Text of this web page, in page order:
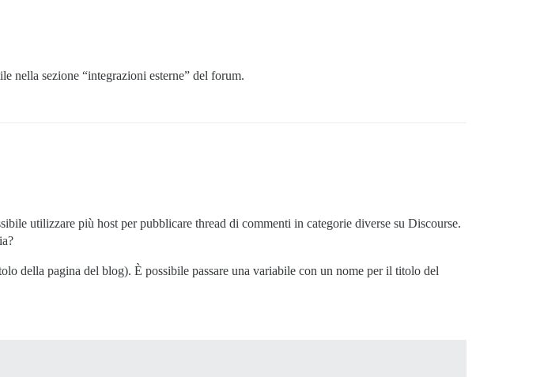
nella sezione “integrazioni esterne” del forum.
utilizzare più host per pubblicare thread di commenti in categorie diverse su Discourse.
della pagina del blog). È possibile passare una variabile con un nome per il titolo del